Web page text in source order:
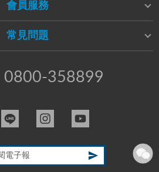
會員服務
常見問題
0800-358899